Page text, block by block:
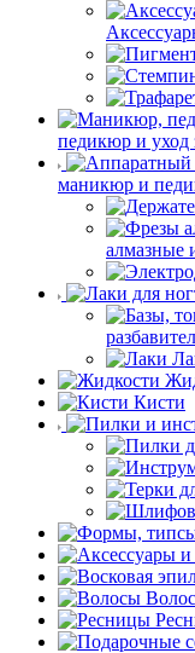
педикюр и уход
маникюр и
алмазные
Кисти